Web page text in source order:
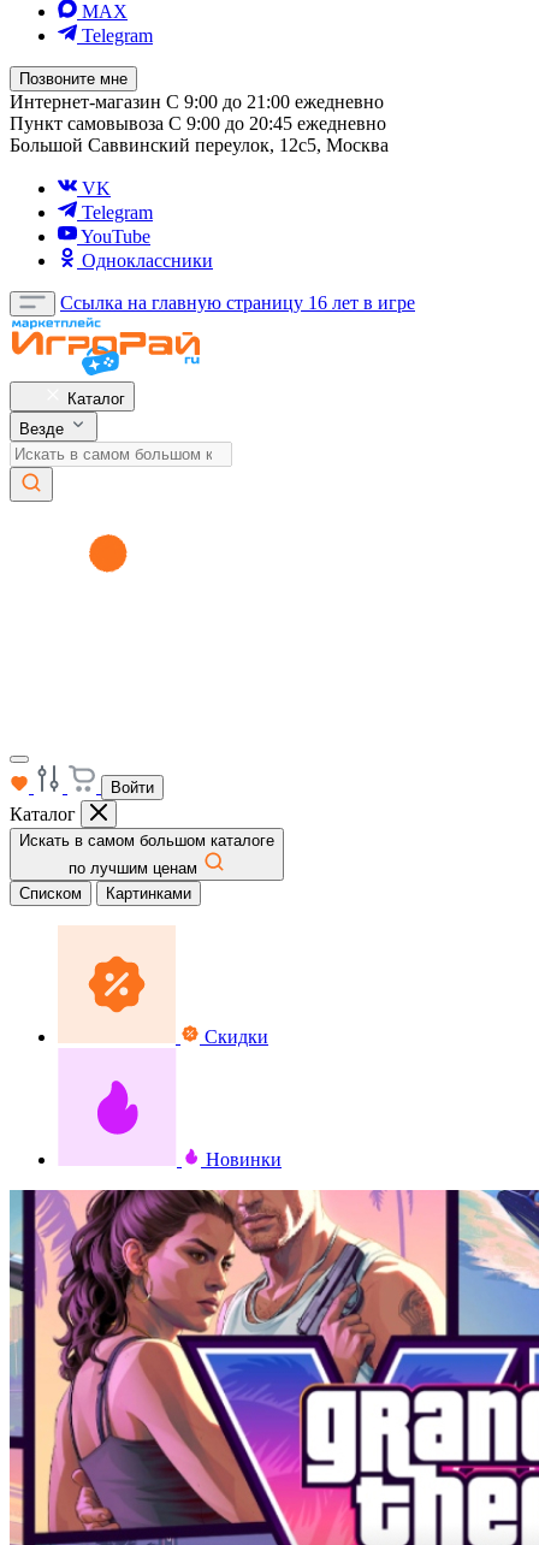
MAX
Telegram
Позвоните мне
Интернет-магазин С 9:00 до 21:00 ежедневно
Пункт самовывоза С 9:00 до 20:45 ежедневно
Большой Саввинский переулок, 12с5, Москва
VK
Telegram
YouTube
Одноклассники
Ссылка на главную страницу 16 лет в игре
Каталог
Везде
Войти
Каталог
Искать в самом большом каталоге
по лучшим ценам
Списком
Картинками
Скидки
Новинки